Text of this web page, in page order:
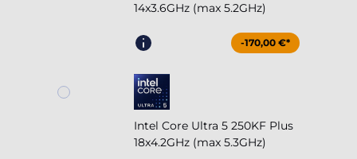
14x3.6GHz (max 5.2GHz)
-170,00 €*
Intel Core Ultra 5 250KF Plus
18x4.2GHz (max 5.3GHz)